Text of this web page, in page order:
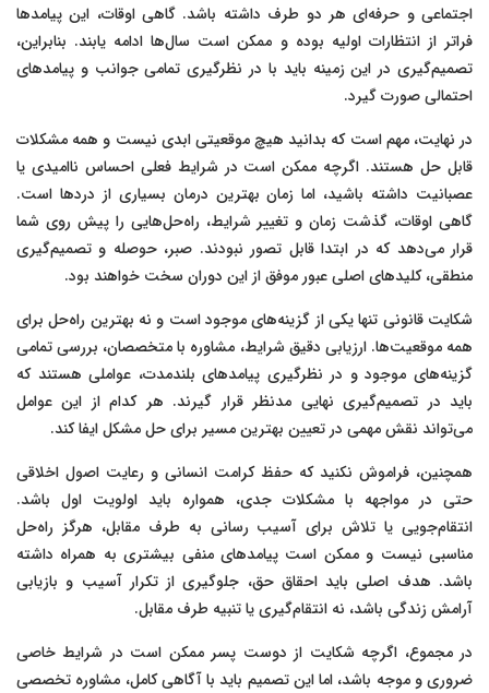
اجتماعی و حرفه‌ای هر دو طرف داشته باشد. گاهی اوقات، این پیامدها
فراتر از انتظارات اولیه بوده و ممکن است سال‌ها ادامه یابند. بنابراین،
تصمیم‌گیری در این زمینه باید با در نظرگیری تمامی جوانب و پیامدهای
احتمالی صورت گیرد.
در نهایت، مهم است که بدانید هیچ موقعیتی ابدی نیست و همه مشکلات
قابل حل هستند. اگرچه ممکن است در شرایط فعلی احساس ناامیدی یا
عصبانیت داشته باشید، اما زمان بهترین درمان بسیاری از دردها است.
گاهی اوقات، گذشت زمان و تغییر شرایط، راه‌حل‌هایی را پیش روی شما
قرار می‌دهد که در ابتدا قابل تصور نبودند. صبر، حوصله و تصمیم‌گیری
منطقی، کلیدهای اصلی عبور موفق از این دوران سخت خواهند بود.
شکایت قانونی تنها یکی از گزینه‌های موجود است و نه بهترین راه‌حل برای
همه موقعیت‌ها. ارزیابی دقیق شرایط، مشاوره با متخصصان، بررسی تمامی
گزینه‌های موجود و در نظرگیری پیامدهای بلندمدت، عواملی هستند که
باید در تصمیم‌گیری نهایی مدنظر قرار گیرند. هر کدام از این عوامل
می‌تواند نقش مهمی در تعیین بهترین مسیر برای حل مشکل ایفا کند.
همچنین، فراموش نکنید که حفظ کرامت انسانی و رعایت اصول اخلاقی
حتی در مواجهه با مشکلات جدی، همواره باید اولویت اول باشد.
انتقام‌جویی یا تلاش برای آسیب رسانی به طرف مقابل، هرگز راه‌حل
مناسبی نیست و ممکن است پیامدهای منفی بیشتری به همراه داشته
باشد. هدف اصلی باید احقاق حق، جلوگیری از تکرار آسیب و بازیابی
آرامش زندگی باشد، نه انتقام‌گیری یا تنبیه طرف مقابل.
در مجموع، اگرچه شکایت از دوست پسر ممکن است در شرایط خاصی
ضروری و موجه باشد، اما این تصمیم باید با آگاهی کامل، مشاوره تخصصی